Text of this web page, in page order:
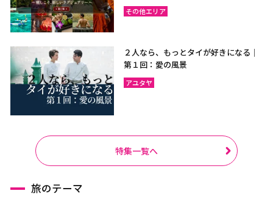
その他エリア
２人なら、もっとタイが好きになる｜
第１回：愛の風景
アユタヤ
特集一覧へ
旅のテーマ